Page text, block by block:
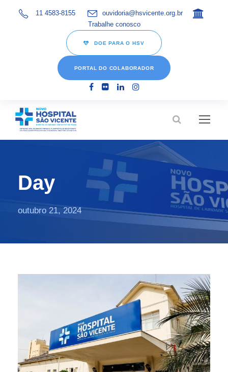
11 4583-8155
ouvidoria@hsvicente.org.br
Trabalhe conosco
DOE PARA O HSV
PORTAL DO COLABORADOR
Day
outubro 21, 2024